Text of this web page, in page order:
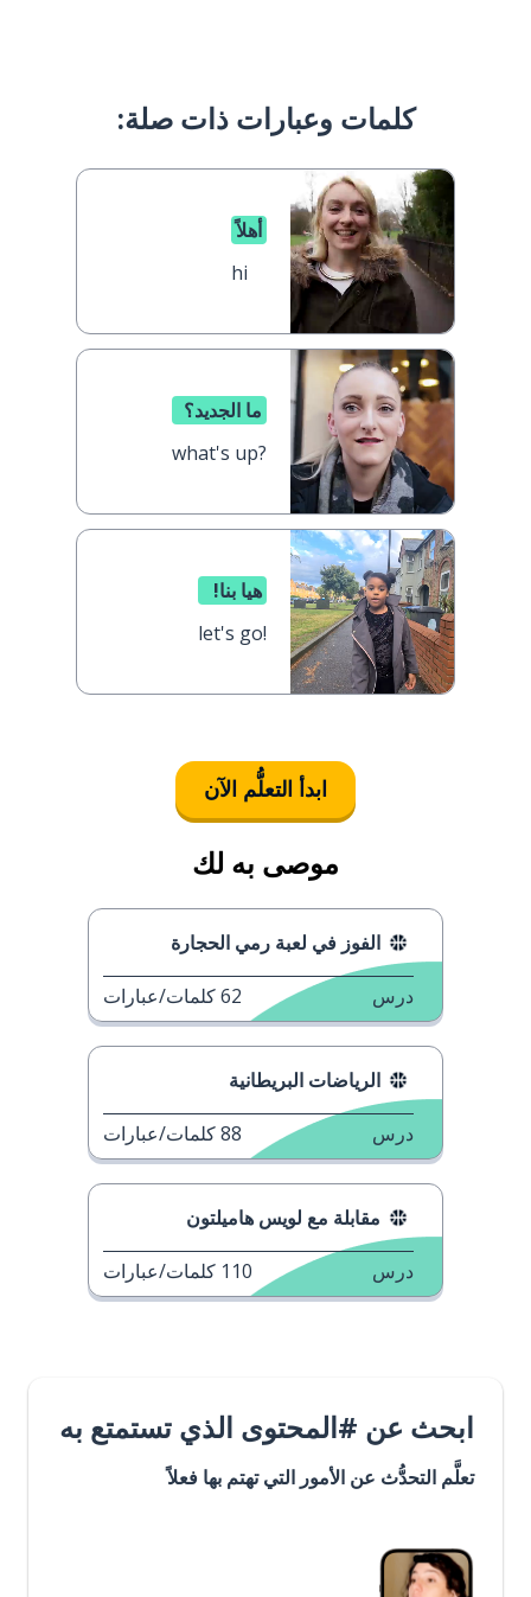
كلمات وعبارات ذات صلة:
أهلاً
hi
ما الجديد؟
what's up?
هيا بنا!
let's go!
ابدأ التعلُّم الآن
موصى به لك
الفوز في لعبة رمي الحجارة
درس 62كلمات/عبارات
الرياضات البريطانية
درس 88كلمات/عبارات
مقابلة مع لويس هاميلتون
درس 110 كلمات/عبارات
ابحث عن #المحتوى الذي تستمتع به
تعلَّم التحدُّث عن الأمور التي تهتم بها فعلاً